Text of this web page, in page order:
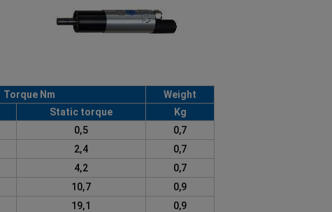
Torque Nm
Weight
Static torque
Kg
0,5
0,7
2,4
0,7
4,2
0,7
10,7
0,9
19,1
0,9